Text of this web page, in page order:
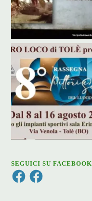
SEGUICI SU FACEBOOK
FacebookFacebook